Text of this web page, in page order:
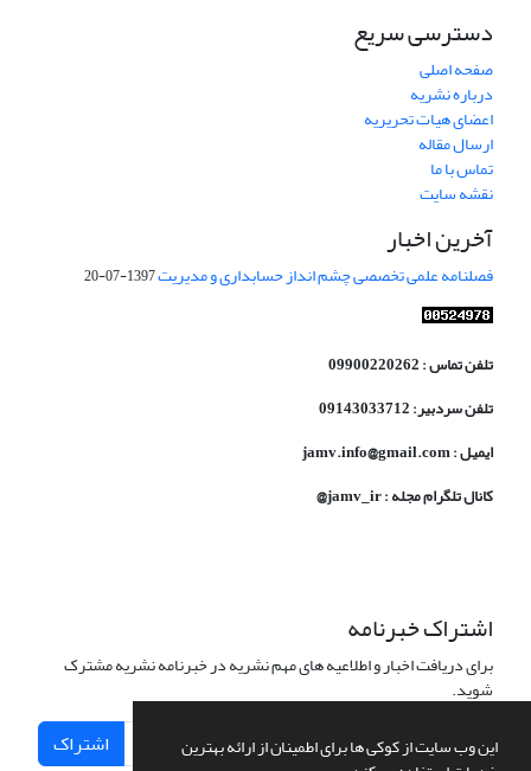
این وب سایت از کوکی ها برای اطمینان از ارائه بهترین
دسترسی سریع
صفحه اصلی
درباره نشریه
اعضای هیات تحریریه
ارسال مقاله
تماس با ما
نقشه سایت
آخرین اخبار
فصلنامه علمی تخصصی چشم انداز حسابداری و مدیریت1397-07-20
تلفن تماس : 09900220262
تلفن سردبیر: 09143033712
ایمیل : jamv.info@gmail.com
کانال تلگرام مجله : jamv_ir@
اشتراک خبرنامه
برای دریافت اخبار و اطلاعیه های مهم نشریه در خبرنامه نشریه مشترک
شوید.
اشتراک